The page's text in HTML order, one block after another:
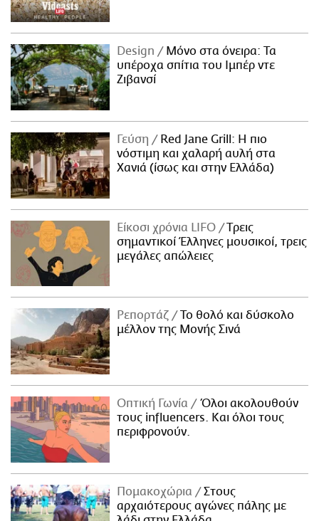
Design
Μόνο στα όνειρα: Τα
υπέροχα σπίτια του Ιμπέρ ντε
Ζιβανσί
Γεύση
Red Jane Grill: Η πιο
νόστιμη και χαλαρή αυλή στα
Χανιά (ίσως και στην Ελλάδα)
Είκοσι χρόνια LIFO
Tρεις
σημαντικοί Έλληνες μουσικοί, τρεις
μεγάλες απώλειες
Ρεπορτάζ
Το θολό και δύσκολο
μέλλον της Μονής Σινά
Οπτική Γωνία
Όλοι ακολουθούν
τους influencers. Και όλοι τους
περιφρονούν.
Πομακοχώρια
Στους
αρχαιότερους αγώνες πάλης με